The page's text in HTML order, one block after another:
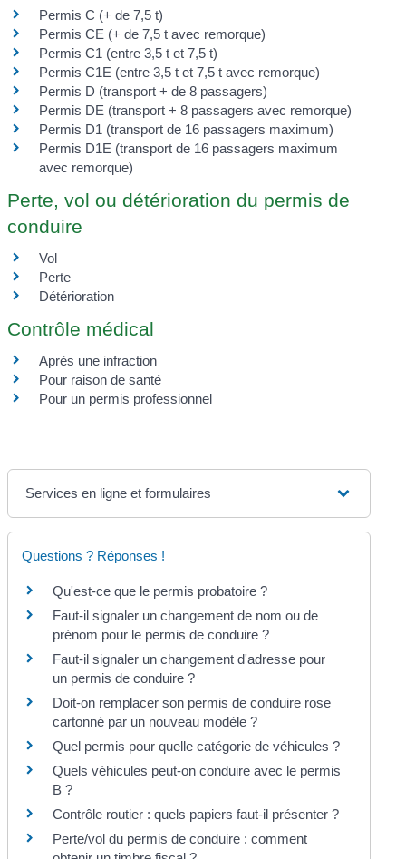
Permis C (+ de 7,5 t)
Permis CE (+ de 7,5 t avec remorque)
Permis C1 (entre 3,5 t et 7,5 t)
Permis C1E (entre 3,5 t et 7,5 t avec remorque)
Permis D (transport + de 8 passagers)
Permis DE (transport + 8 passagers avec remorque)
Permis D1 (transport de 16 passagers maximum)
Permis D1E (transport de 16 passagers maximum
avec remorque)
Perte, vol ou détérioration du permis de
conduire
Vol
Perte
Détérioration
Contrôle médical
Après une infraction
Pour raison de santé
Pour un permis professionnel
Services en ligne et formulaires
Questions ? Réponses !
Qu'est-ce que le permis probatoire ?
Faut-il signaler un changement de nom ou de
prénom pour le permis de conduire ?
Faut-il signaler un changement d'adresse pour
un permis de conduire ?
Doit-on remplacer son permis de conduire rose
cartonné par un nouveau modèle ?
Quel permis pour quelle catégorie de véhicules ?
Quels véhicules peut-on conduire avec le permis
B ?
Contrôle routier : quels papiers faut-il présenter ?
Perte/vol du permis de conduire : comment